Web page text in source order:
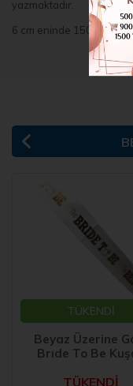
yazmaktadır.
6 cm eninde 150 cm
TÜKENDİ
Beyaz Üzerine
Brıde To Be
TÜKENDİ